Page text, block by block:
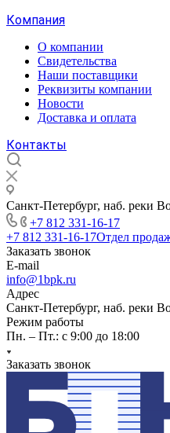
Компания
О компании
Свидетельства
Наши поставщики
Реквизиты компании
Новости
Доставка и оплата
Контакты
Санкт-Петербург, наб. реки
+7 812 331-16-17
+7 812 331-16-17Отдел
Заказать звонок
E-mail
info@1bpk.ru
Адрес
Санкт-Петербург, наб. реки
Режим работы
Пн. – Пт.: с 9:00 до 18:00
Заказать звонок